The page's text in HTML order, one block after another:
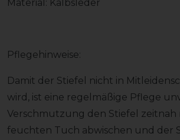
Material: Kalbsleder
Pflegehinweise:
Damit der Stiefel nicht in
wird, ist eine regelmäßige Pflege
Verschmutzung den Stiefel zeitnah
feuchten Tuch abwischen und der